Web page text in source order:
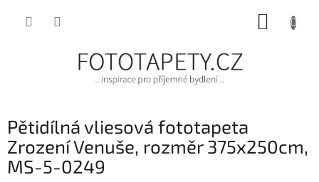
Pětidílná vliesová fototapeta
Zrození Venuše, rozměr 375x250cm,
MS-5-0249